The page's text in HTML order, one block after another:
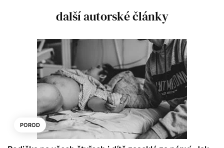
další autorské články
POROD